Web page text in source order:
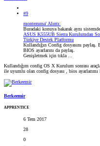
#9
montezuma' Alıntı:
Buradaki konuya bakarak aynı
ASUS K555UB Sierra Kurulumdan
Türkiye Destek Platformu
Kullandığın Config dosyasını paylaş.
BIOS ayarlarını da paylaş.
Genişletmek için tıkla ...
Kullandığım config OS X Kurulum sonrası
ile uyumlu olan config dosyası , bios ayarlarımı
Berkeemir
APPRENTICE
6 Tem 2017
28
0